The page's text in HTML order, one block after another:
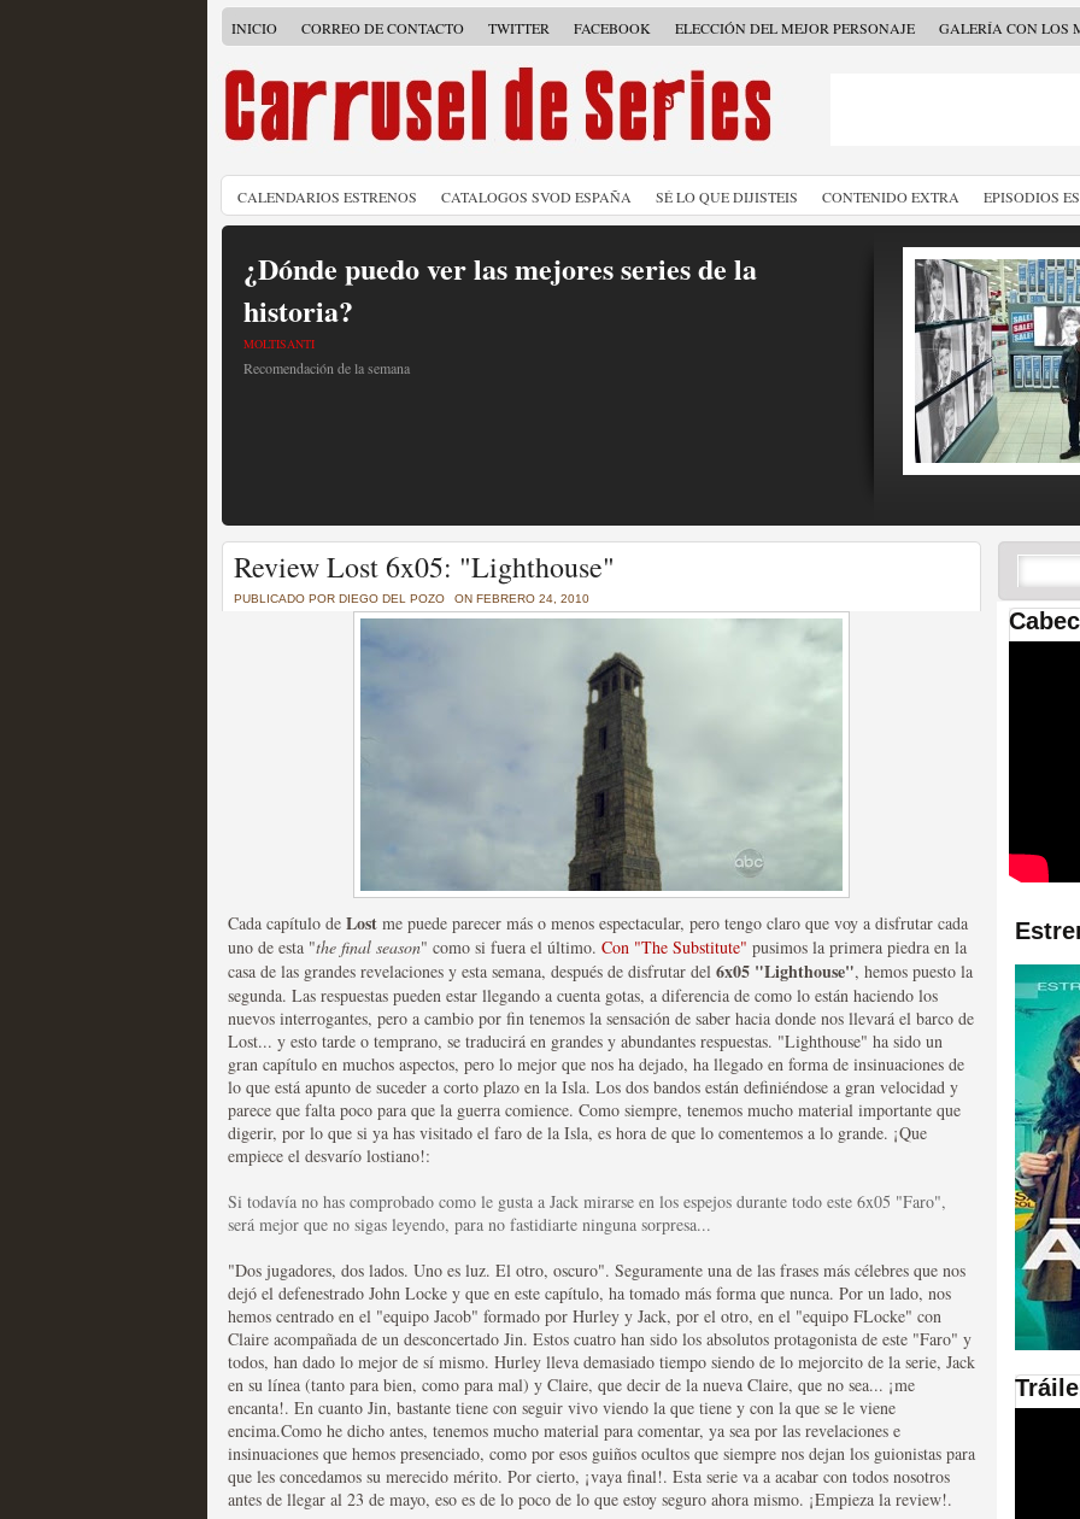
INICIO CORREO DE CONTACTO TWITTER FACEBOOK ELECCIÓN DEL MEJOR PERSONAJE GALERÍA CON LOS
CALENDARIOS ESTRENOS CATALOGOS SVOD ESPAÑA SÉ LO QUE DIJISTEIS CONTENIDO EXTRA EPISODIOS
¿Dónde puedo ver las mejores series de la
historia?
MOLTISANTI
Recomendación de la semana
Un recorrido por todas las temporadas de Game
of Thrones a través de sus mejores tráilers
La burbuja de los jugadores de la ficción
MOLTISANTI
Recomendación de la semana
Las series disponibles en las plataformas SVOD
tienen fecha de caducidad
MOLTISANTI
Recomendación de la semana
La barrera de las 500 series al año se superará
desde Silicon Valley
MOLTISANTI
Review Lost 6x05: "Lighthouse"
PUBLICADO POR DIEGO DEL POZO ON FEBRERO 24, 2010
Cada capítulo de Lost me puede parecer más o menos espectacular, pero tengo claro que voy a disfrutar cada
uno de esta "the final season" como si fuera el último. Con "The Substitute" pusimos la primera piedra en la
casa de las grandes revelaciones y esta semana, después de disfrutar del 6x05 "Lighthouse", hemos puesto la
segunda. Las respuestas pueden estar llegando a cuenta gotas, a diferencia de como lo están haciendo los
nuevos interrogantes, pero a cambio por fin tenemos la sensación de saber hacia donde nos llevará el barco de
Lost... y esto tarde o temprano, se traducirá en grandes y abundantes respuestas. "Lighthouse" ha sido un
gran capítulo en muchos aspectos, pero lo mejor que nos ha dejado, ha llegado en forma de insinuaciones de
lo que está apunto de suceder a corto plazo en la Isla. Los dos bandos están definiéndose a gran velocidad y
parece que falta poco para que la guerra comience. Como siempre, tenemos mucho material importante que
digerir, por lo que si ya has visitado el faro de la Isla, es hora de que lo comentemos a lo grande. ¡Que
empiece el desvarío lostiano!:
Si todavía no has comprobado como le gusta a Jack mirarse en los espejos durante todo este 6x05 "Faro",
será mejor que no sigas leyendo, para no fastidiarte ninguna sorpresa...
"Dos jugadores, dos lados. Uno es luz. El otro, oscuro". Seguramente una de las frases más célebres que nos
dejó el defenestrado John Locke y que en este capítulo, ha tomado más forma que nunca. Por un lado, nos
hemos centrado en el "equipo Jacob" formado por Hurley y Jack, por el otro, en el "equipo FLocke" con
Claire acompañada de un desconcertado Jin. Estos cuatro han sido los absolutos protagonista de este "Faro" y
todos, han dado lo mejor de sí mismo. Hurley lleva demasiado tiempo siendo de lo mejorcito de la serie, Jack
en su línea (tanto para bien, como para mal) y Claire, que decir de la nueva Claire, que no sea... ¡me
encanta!. En cuanto Jin, bastante tiene con seguir vivo viendo la que tiene y con la que se le viene
encima.Como he dicho antes, tenemos mucho material para comentar, ya sea por las revelaciones e
insinuaciones que hemos presenciado, como por esos guiños ocultos que siempre nos dejan los guionistas para
que les concedamos su merecido mérito. Por cierto, ¡vaya final!. Esta serie va a acabar con todos nosotros
antes de llegar al 23 de mayo, eso es de lo poco de lo que estoy seguro ahora mismo. ¡Empieza la review!.